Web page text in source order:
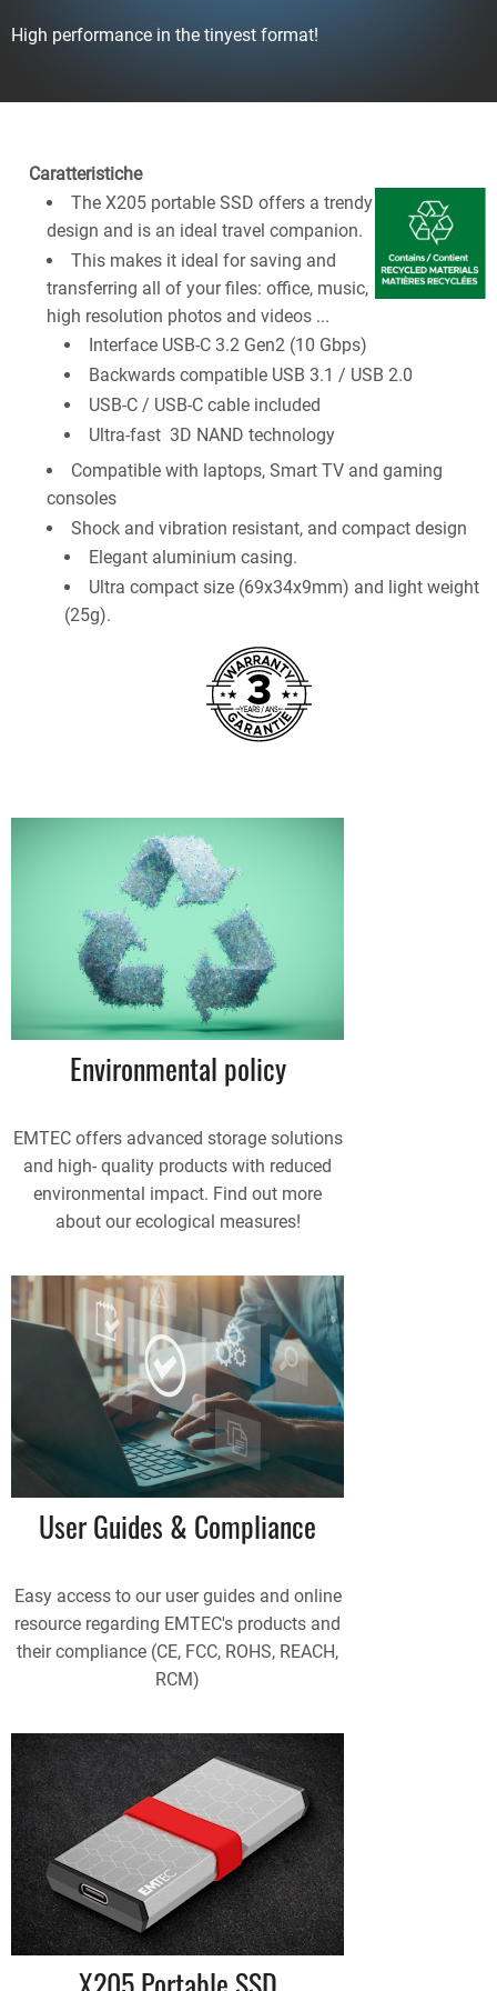
High performance in the tinyest format!
Caratteristiche
The X205 portable SSD offers a trendy
design and is an ideal travel companion.
This makes it ideal for saving and
transferring all of your files: office, music,
high resolution photos and videos ...
Interface USB-C 3.2 Gen2 (10 Gbps)
Backwards compatible USB 3.1 / USB 2.0
USB-C / USB-C cable included
Ultra-fast 3D NAND technology
Compatible with laptops, Smart TV and gaming
consoles
Shock and vibration resistant, and compact design
Elegant aluminium casing.
Ultra compact size (69x34x9mm) and light weight
(25g).
Environmental policy
EMTEC offers advanced storage solutions
and high- quality products with reduced
environmental impact. Find out more
about our ecological measures!
User Guides & Compliance
Easy access to our user guides and online
resource regarding EMTEC's products and
their compliance (CE, FCC, ROHS, REACH,
RCM)